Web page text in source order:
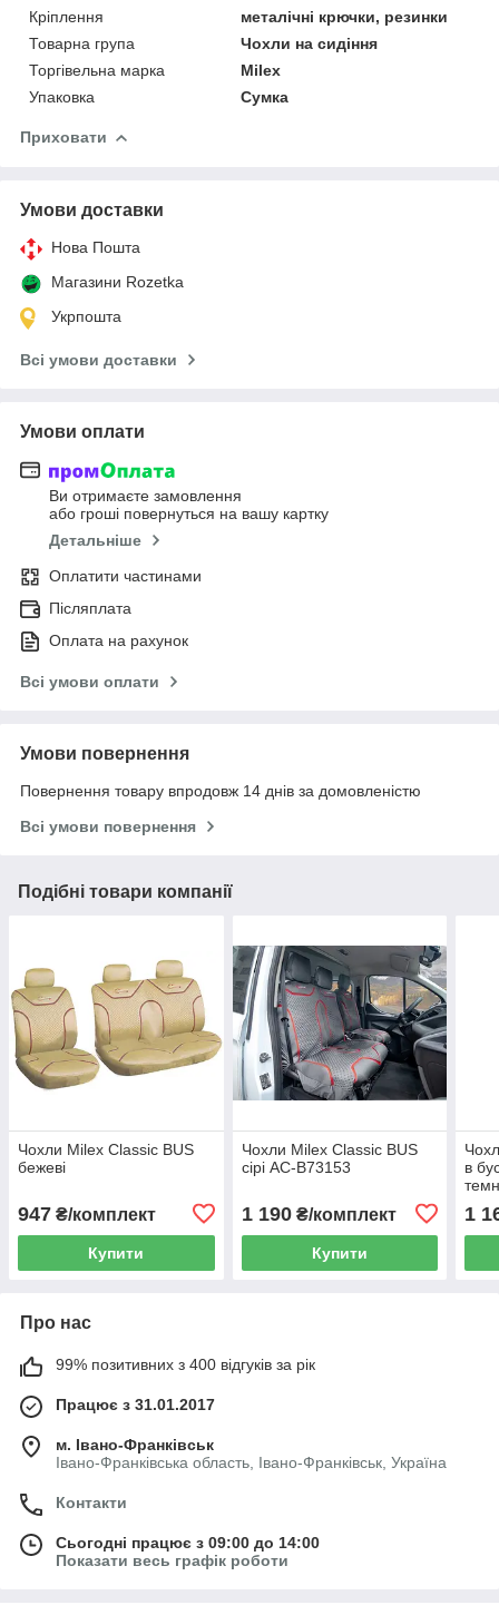
Кріплення
металічні крючки, резинки
Товарна група
Чохли на сидіння
Торгівельна марка
Milex
Упаковка
Сумка
Приховати
Умови доставки
Нова Пошта
Магазини Rozetka
Укрпошта
Всі умови доставки
Умови оплати
Ви отримаєте замовлення
або гроші повернуться на вашу картку
Детальніше
Оплатити частинами
Післяплата
Оплата на рахунок
Всі умови оплати
Умови повернення
Повернення товару впродовж 14 днів за домовленістю
Всі умови повернення
Подібні товари компанії
Чохли Milex Classic BUS
бежеві
947 ₴/комплект
Купити
Чохли Milex Classic BUS
сірі AC-B73153
1 190₴/комплект
Купити
в
1
Про нас
99% позитивних з 400 відгуків за рік
Працює з 31.01.2017
м. Івано-Франківськ
Івано-Франківська область, Івано-Франківськ, Україна
Контакти
Сьогодні працює з 09:00 до 14:00
Показати весь графік роботи